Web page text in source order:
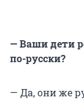
— Ваши дети
по-русски?
— Да, они же